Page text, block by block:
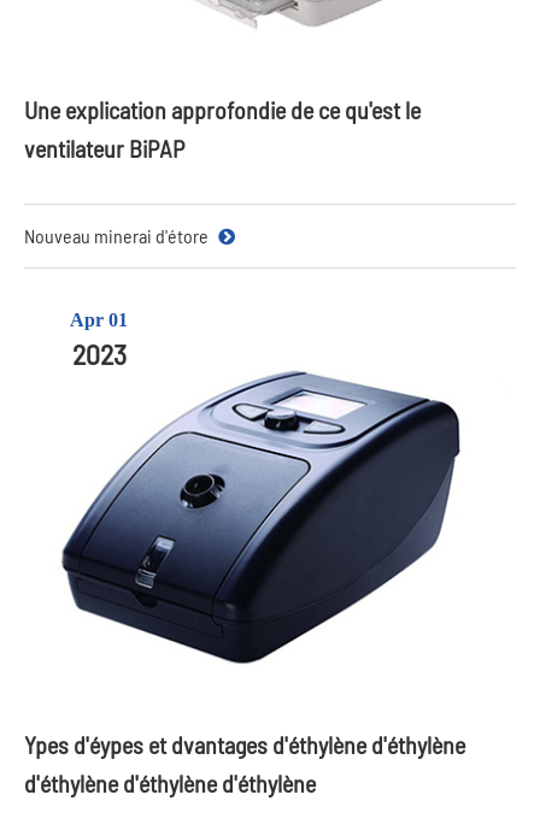
Une explication approfondie de ce qu'est le
ventilateur BiPAP
Nouveau minerai d'étore
Apr 01
2023
Ypes d'éypes et dvantages d'éthylène d'éthylène
d'éthylène d'éthylène d'éthylène